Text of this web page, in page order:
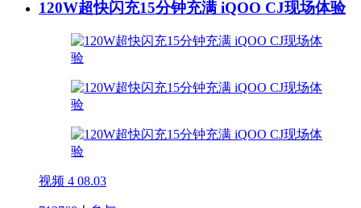
120W超快闪充15分钟充满 iQOO CJ现场体验
视频 4 08.03